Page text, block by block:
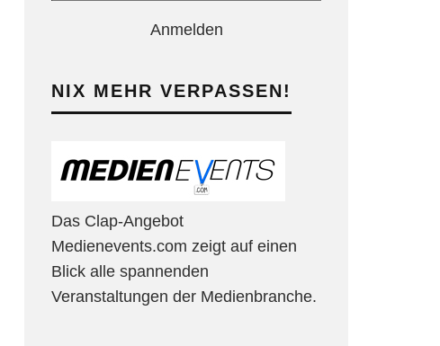
Anmelden
NIX MEHR VERPASSEN!
Das Clap-Angebot
Medienevents.com zeigt auf einen
Blick alle spannenden
Veranstaltungen der Medienbranche.